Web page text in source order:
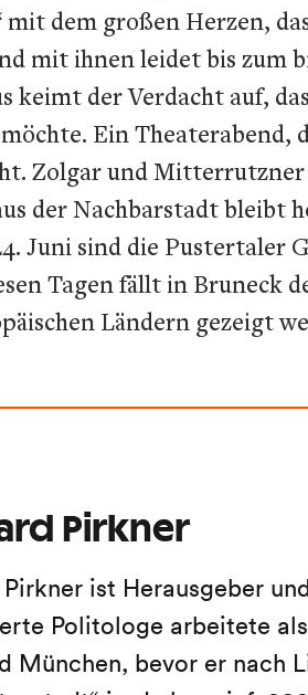
dem großen Herzen,
mit ihnen leidet bis zum
keimt der Verdacht auf,
Ein Theaterabend,
Zolgar und
der Nachbarstadt
Juni sind die Pustertaler
Tagen fällt in Bruneck
Ländern gezeigt
Pirkner
ist Herausgeber
Politologe arbeitete
München, bevor er nach